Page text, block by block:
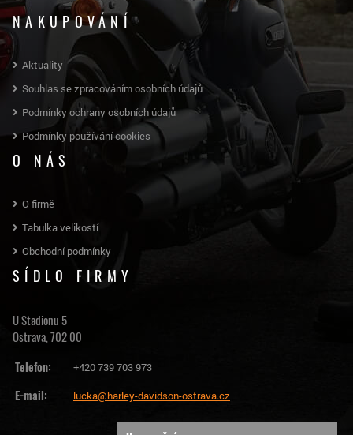
NAKUPOVÁNÍ
Aktuality
Souhlas se zpracováním osobních údajů
Podmínky ochrany osobních údajů
Podmínky používání cookies
O NÁS
O firmě
Tabulka velikostí
Obchodní podmínky
SÍDLO FIRMY
U Stadionu 5
Ostrava, 702 00
Telefon:
+420 739 703 973
E-mail: lucka@harley-davidson-ostrava.cz